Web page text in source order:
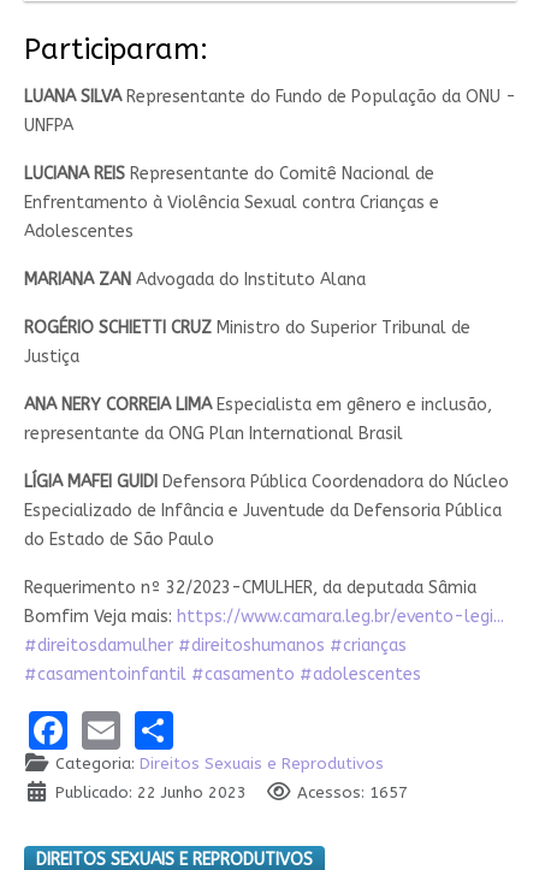
MARIANA ZAN
ROGÉRIO SCHIETTI CRUZ
ANA NERY CORREIA LIMA
Especialista em gênero e inclusão, representante da ONG Plan
International Brasil
LÍGIA MAFEI GUIDI
Defensora Pública Coordenadora do Núcleo Especializado de
Infância e Juventude da Defensoria Pública do Estado de São
Paulo
Veja mais: https://www.camara.leg.br/evento-le...
#direitosdamulher #direitoshumanos #crianças
#casamentoinfantil #casamento #adolescentes
Participaram:
LUANA SILVARepresentante do Fundo de População da ONU -
UNFPA
LUCIANA REISRepresentante do Comitê Nacional de
Enfrentamento à Violência Sexual contra Crianças e
Adolescentes
MARIANA ZAN Advogada do Instituto Alana
ROGÉRIO SCHIETTI CRUZMinistro do Superior Tribunal de
Justiça
ANA NERY CORREIA LIMAEspecialista em gênero e inclusão,
representante da ONG Plan International Brasil
LÍGIA MAFEI GUIDI Defensora Pública Coordenadora do Núcleo
Especializado de Infância e Juventude da Defensoria Pública
do Estado de São Paulo
Requerimento nº 32/2023-CMULHER, da deputada Sâmia
Bomfim Veja mais: https://www.camara.leg.br/evento-legi...
#direitosdamulher #direitoshumanos #crianças
#casamentoinfantil #casamento #adolescentes
Facebook
EmailShare
Categoria: Direitos Sexuais e Reprodutivos
Publicado: 22 Junho 2023
Acessos: 1657
DIREITOS SEXUAIS E REPRODUTIVOS